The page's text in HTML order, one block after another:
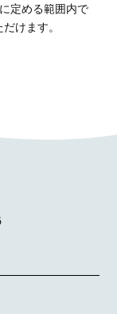
定める範囲内で
けます。